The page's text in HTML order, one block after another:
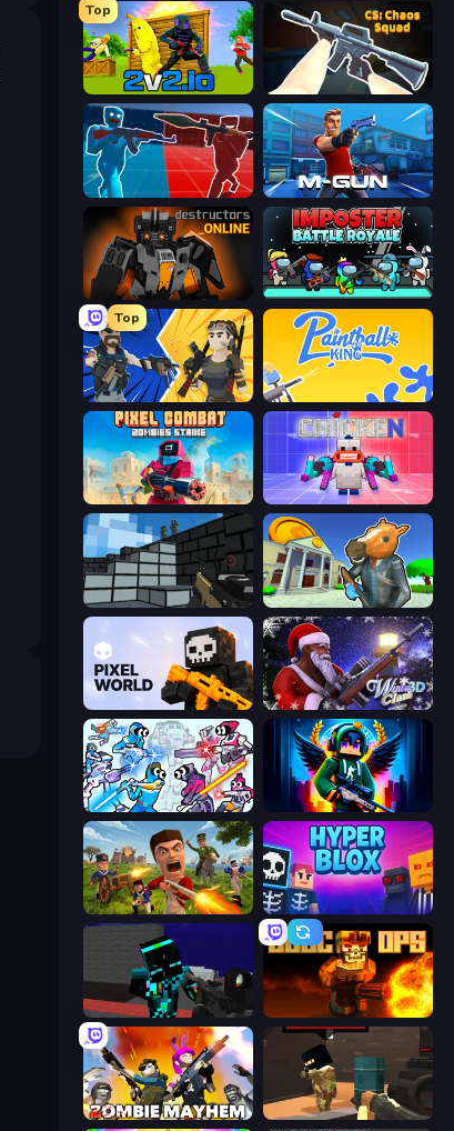
Top
2v2.io CS: Chaos Squad
Battle of the Soldiers: Red vs Blue Muscle Gun.IO
Destructors Online Imposter Battle Royale
Top
BuildNow GG Paintball King
Pixel Combat: Zombies Strike Chicken CS
Pixel Gun 3D Bank Robbery 3
Pixel World Winter Clash 3D
Space Wars Battleground
Redcoats.io Hyperblox Shooting
Pixel Wars of Hero BLOCOPS
Zombie Mayhem Pixel Force